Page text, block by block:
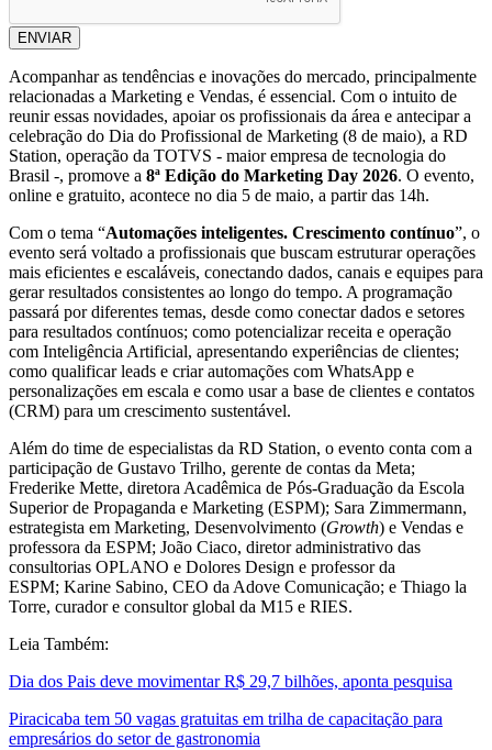
ENVIAR
Acompanhar as tendências e inovações do mercado, principalmente
relacionadas a Marketing e Vendas, é essencial. Com o intuito de
reunir essas novidades, apoiar os profissionais da área e antecipar a
celebração do Dia do Profissional de Marketing (8 de maio), a RD
Station, operação da TOTVS - maior empresa de tecnologia do
Brasil -, promove a 8ª Edição do Marketing Day 2026. O evento,
online e gratuito, acontece no dia 5 de maio, a partir das 14h.
Com o tema “Automações inteligentes. Crescimento contínuo”, o
evento será voltado a profissionais que buscam estruturar operações
mais eficientes e escaláveis, conectando dados, canais e equipes para
gerar resultados consistentes ao longo do tempo. A programação
passará por diferentes temas, desde como conectar dados e setores
para resultados contínuos; como potencializar receita e operação
com Inteligência Artificial, apresentando experiências de clientes;
como qualificar leads e criar automações com WhatsApp e
personalizações em escala e como usar a base de clientes e contatos
(CRM) para um crescimento sustentável.
Além do time de especialistas da RD Station, o evento conta com a
participação de Gustavo Trilho, gerente de contas da Meta;
Frederike Mette, diretora Acadêmica de Pós-Graduação da Escola
Superior de Propaganda e Marketing (ESPM); Sara Zimmermann,
estrategista em Marketing, Desenvolvimento (Growth) e Vendas e
professora da ESPM; João Ciaco, diretor administrativo das
consultorias OPLANO e Dolores Design e professor da
ESPM; Karine Sabino, CEO da Adove Comunicação; e Thiago la
Torre, curador e consultor global da M15 e RIES.
Leia Também:
Dia dos Pais deve movimentar R$ 29,7 bilhões, aponta pesquisa
Piracicaba tem 50 vagas gratuitas em trilha de capacitação para
empresários do setor de gastronomia